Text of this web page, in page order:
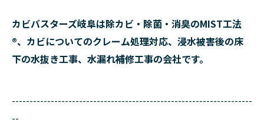
カビバスターズ岐阜は除カビ・除菌・消臭のMIST工法
®、カビについてのクレーム処理対応、浸水被害後の床
下の水抜き工事、水漏れ補修工事の会社です。
--------------------------------------------------------------------
--